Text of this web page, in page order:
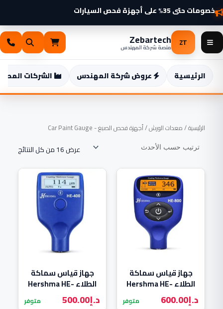
تخطي
إلى
المحتوى
خصومات حتى 35% على أجهزة فحص السيارات
شواحن سيارات كهربائية 2025 وصلت — اطّلع الآن
ZT
Zebartech
منصة شركة المهندس
الرئيسية عروض شركة المهندس الشركات
الرئيسية/معدات الورش/ أجهزة فحص الصبغ - Car Paint Gauge
عرض ⁦16⁩ من كل النتائج
جهاز قياس سماكة
الطلاء Hershma HE-
800 د.إ600.00 متوفر
جهاز قياس سماكة
الطلاء Hershma HE-
400 د.إ500.00 متوفر